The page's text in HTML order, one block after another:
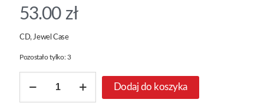
53.00 zł
CD, Jewel Case
Pozostało tylko: 3
Luck
Dodaj do koszyka